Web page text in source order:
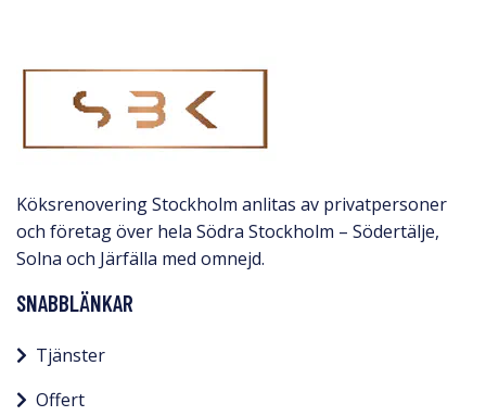
Köksrenovering Stockholm anlitas av privatpersoner
och företag över hela Södra Stockholm – Södertälje,
Solna och Järfälla med omnejd.​
SNABBLÄNKAR
Tjänster
Offert